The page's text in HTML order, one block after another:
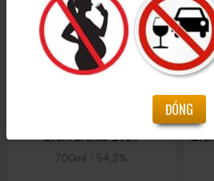
700ml / 54,3%
ĐÓNG